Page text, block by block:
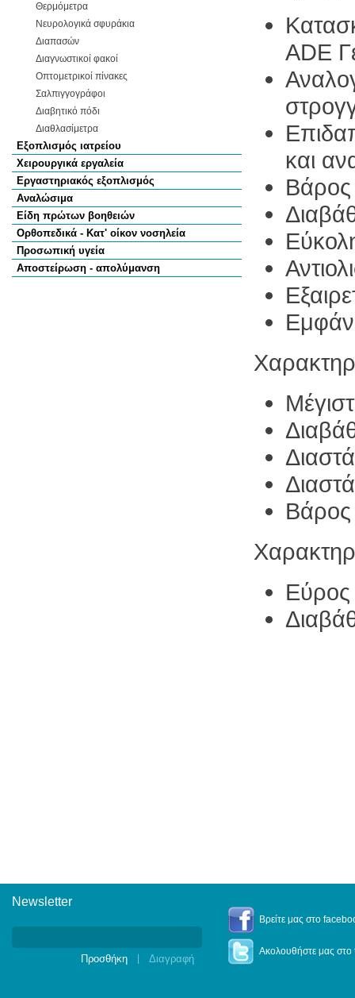
Θερμόμετρα
Νευρολογικά σφυράκια
Διαπασών
Διαγνωστικοί φακοί
Οπτομετρικοί πίνακες
Σαλπιγγογράφοι
Διαβητικό πόδι
Διαθλασίμετρα
Εξοπλισμός ιατρείου
Χειρουργικά εργαλεία
Εργαστηριακός εξοπλισμός
Αναλώσιμα
Είδη πρώτων βοηθειών
Ορθοπεδικά - Κατ' οίκον νοσηλεία
Προσωπική υγεία
Αποστείρωση - απολύμανση
ADE
και
Βάρος
Βάρος
Newsletter
Βρείτε μας στο
Ακολουθήστε μας στο